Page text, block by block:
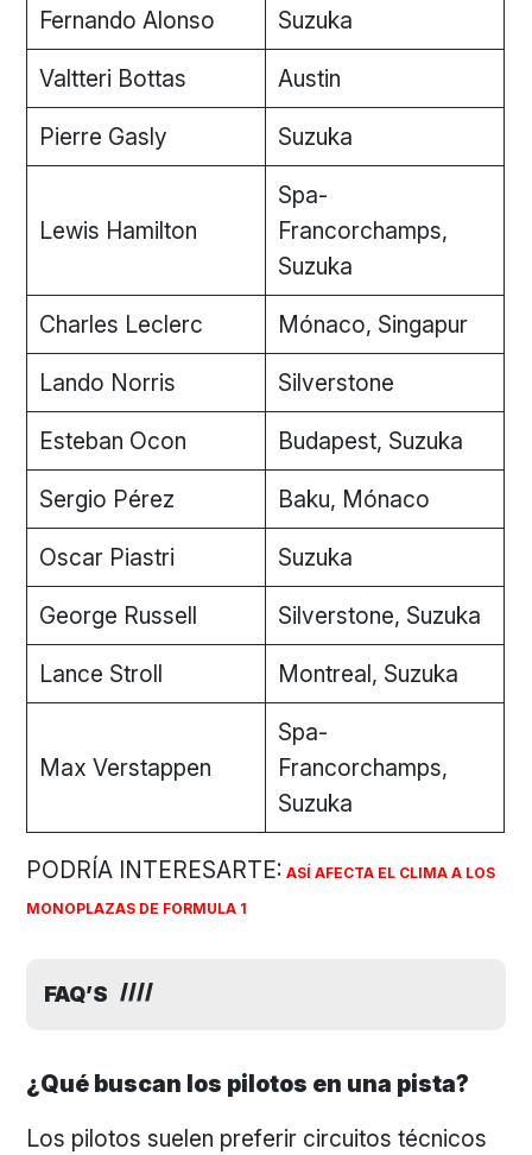
Fernando Alonso Suzuka
Valtteri Bottas Austin
Pierre Gasly Suzuka
Lewis Hamilton
Spa-
Francorchamps,
Suzuka
Charles Leclerc Mónaco, Singapur
Lando Norris Silverstone
Esteban Ocon Budapest, Suzuka
Sergio Pérez Baku, Mónaco
Oscar Piastri Suzuka
George Russell Silverstone, Suzuka
Lance Stroll Montreal, Suzuka
Max Verstappen
Spa-
Francorchamps,
Suzuka
PODRÍA INTERESARTE: ASÍ AFECTA EL CLIMA A LOS
MONOPLAZAS DE FORMULA 1
FAQ’S
¿Qué buscan los pilotos en una pista?
Los pilotos suelen preferir circuitos técnicos